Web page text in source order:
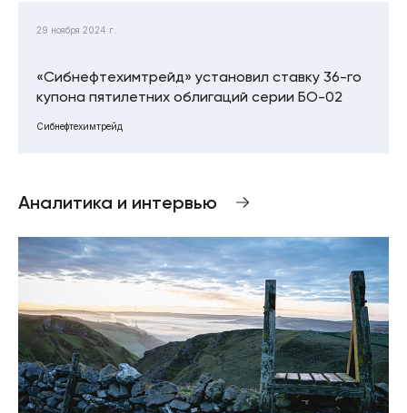
29 ноября 2024 г.
«Сибнефтехимтрейд» установил ставку 36-го
купона пятилетних облигаций серии БО-02
Сибнефтехимтрейд
Аналитика и интервью